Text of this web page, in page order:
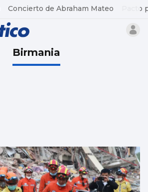
Concierto de Abraham Mateo Pacto
Birmania